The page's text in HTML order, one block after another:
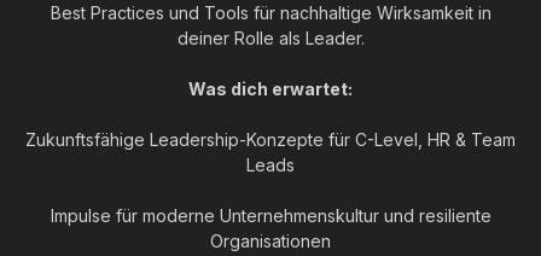
Best Practices und Tools für nachhaltige Wirksamkeit in
deiner Rolle als Leader.
Was dich erwartet:
Zukunftsfähige Leadership-Konzepte für C-Level, HR & Team
Leads
Impulse für moderne Unternehmenskultur und resiliente
Organisationen